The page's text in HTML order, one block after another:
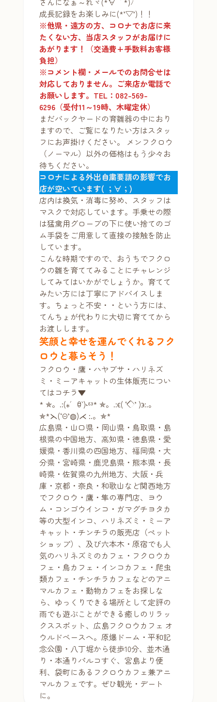
成長記録をお楽しみに(*’▽’)！！
※他県・遠方の方、コロナでお店に来
たくない方、当店スタッフがお届けに
あがります！（交通費+手数料お客様
負担）
※コメント欄・メールでのお問合せは
対応しておりません。ご来店か電話で
お願いします。TEL：082-569-
6296（受付11～19時、木曜定休）
まだバックヤードの育雛器の中におり
ますので、ご覧になりたい方はスタッ
フにお声掛けください。 メンフクロウ
（ノーマル）以外の価格はもう少々お
待ちください。
コロナによる外出自粛要請の影響でお
店が空いています( ；∀；)
店内は換気・消毒に努め、スタッフは
マスクで対応しています。手乗せの際
は猛禽用グローブの下に使い捨てのゴ
ム手袋をご用意して直接の接触を防止
しています。
こんな時期ですので、おうちでフクロ
ウの雛を育ててみることにチャレンジ
してみてはいかがでしょうか。育てて
みたい方には丁寧にアドバイスしま
す。ちょっと不安・・という方には、
てんちょが代わりに大切に育ててから
お渡しします。
笑顔と幸せを運んでくれるフク
ロウと暮らそう！
フクロウ・鷹・ハヤブサ・ハリネズ
ミ・ミーアキャットの生体販売につい
てはコチラ▼
* ✯。.:(⁎′ꃪ‵)˞ᵋᵌ* ✯。.:ϵ( ‘◇’ )϶:.。
✯*⋋(‘Θ’◍)⋌ :.。✯*
広島県・山口県・岡山県・鳥取県・島
根県の中国地方、高知県・徳島県・愛
媛県・香川県の四国地方、福岡県・大
分県・宮崎県・鹿児島県・熊本県・長
崎県・佐賀県の九州地方、大阪・兵
庫・京都・奈良・和歌山など関西地方
でフクロウ・鷹・隼の専門店、ヨウ
ム・コンゴウインコ・ガマグチヨタカ
等の大型インコ、ハリネズミ・ミーア
キャット・チンチラの販売店（ペット
ショップ）、及び六本木・原宿でも人
気のハリネズミのカフェ・フクロウカ
フェ・鳥カフェ・インコカフェ・爬虫
類カフェ・チンチラカフェなどのアニ
マルカフェ・動物カフェをお探しな
ら、ゆっくりできる場所として定評の
雨でも遊ぶことができる癒しのリラッ
クススポット、広島フクロウカフェ オ
ウルドベースへ。原爆ドーム・平和記
念公園・八丁堀から徒歩10分、並木通
り・本通りパルコすぐ、宮島より便
利、袋町にあるフクロウカフェ兼アニ
マルカフェです。ぜひ観光・デート
に。